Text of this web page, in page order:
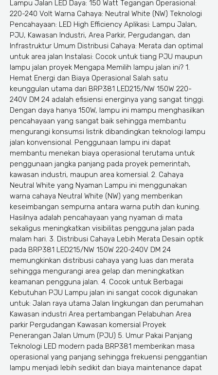
Lampu Jalan LED Daya: 150 Watt Tegangan Operasional:
220-240 Volt Warna Cahaya: Neutral White (NW) Teknologi
Pencahayaan: LED High Efficiency Aplikasi: Lampu Jalan,
PJU, Kawasan Industri, Area Parkir, Pergudangan, dan
Infrastruktur Umum Distribusi Cahaya: Merata dan optimal
untuk area jalan Instalasi: Cocok untuk tiang PJU maupun
lampu jalan proyek Mengapa Memilih lampu jalan ini? 1.
Hemat Energi dan Biaya Operasional Salah satu
keunggulan utama dari BRP381 LED215/NW 150W 220-
240V DM 24 adalah efisiensi energinya yang sangat tinggi.
Dengan daya hanya 150W, lampu ini mampu menghasilkan
pencahayaan yang sangat baik sehingga membantu
mengurangi konsumsi listrik dibandingkan teknologi lampu
jalan konvensional. Penggunaan lampu ini dapat
membantu menekan biaya operasional terutama untuk
penggunaan jangka panjang pada proyek pemerintah,
kawasan industri, maupun area komersial. 2. Cahaya
Neutral White yang Nyaman Lampu ini menggunakan
warna cahaya Neutral White (NW) yang memberikan
keseimbangan sempurna antara warna putih dan kuning.
Hasilnya adalah pencahayaan yang nyaman di mata
sekaligus meningkatkan visibilitas pengguna jalan pada
malam hari. 3. Distribusi Cahaya Lebih Merata Desain optik
pada BRP381 LED215/NW 150W 220-240V DM 24
memungkinkan distribusi cahaya yang luas dan merata
sehingga mengurangi area gelap dan meningkatkan
keamanan pengguna jalan. 4. Cocok untuk Berbagai
Kebutuhan PJU Lampu jalan ini sangat cocok digunakan
untuk: Jalan raya utama Jalan lingkungan dan perumahan
Kawasan industri Area pertambangan Pelabuhan Area
parkir Pergudangan Kawasan komersial Proyek
Penerangan Jalan Umum (PJU) 5. Umur Pakai Panjang
Teknologi LED modern pada BRP381 memberikan masa
operasional yang panjang sehingga frekuensi penggantian
lampu menjadi lebih sedikit dan biaya maintenance dapat